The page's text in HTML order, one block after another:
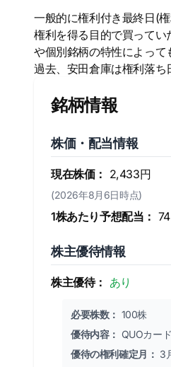
一般的に権利付き最終日(
権利を得る目的で買って
や個別銘柄の特性によって
過去、安田倉庫は権利落ち
銘柄情報
株価・配当情報
現在株価： 2,433円
(2026年8月6日時点)
1株あたり予想配当：
株主優待情報
株主優待： あり
必要株数： 100株
優待内容： QUOカー
優待の権利確定月： 3